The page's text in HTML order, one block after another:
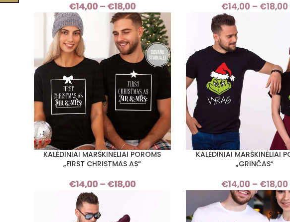
€14,00 – €18,00
range:
€14,00
through
€18,00
€14,00 – €18,00
PASIRINKTI SAVYBES
KALĖDINIAI MARŠKINĖLIAI POROMS
„FIRST CHRISTMAS AS“
€14,00 – €18,00
PASIRINKTI SAVYBES
KALĖDINIAI MARŠKINĖLIAI
„GRINČAS“
€14,00 – €18,00